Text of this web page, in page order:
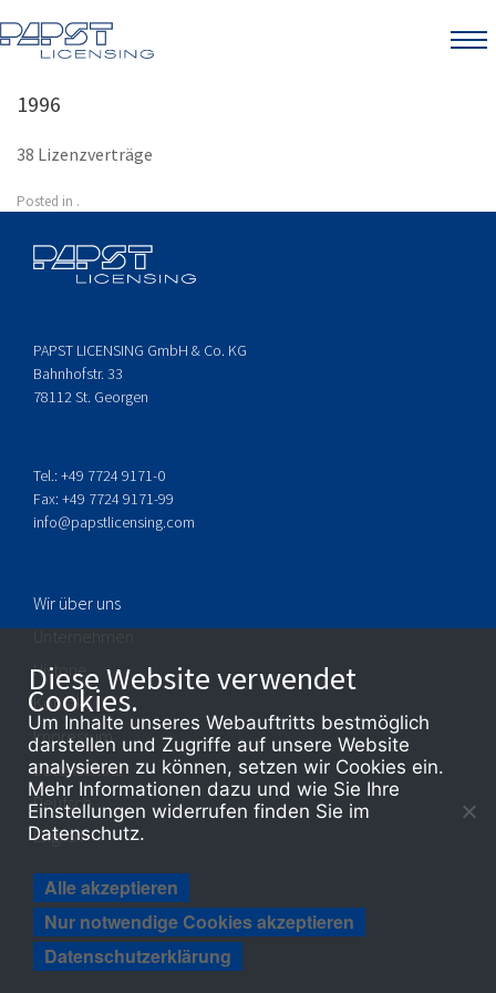
Menu
1996
38 Lizenzverträge
Posted in .
PAPST LICENSING GmbH & Co. KG
Bahnhofstr. 33
78112 St. Georgen
Tel.: +49 7724 9171-0
Fax: +49 7724 9171-99
info@papstlicensing.com
Wir über uns
Unternehmen
Historie
Kontakt
Impressum
Datenschutz
Deutsch
English
Diese Website verwendet
Cookies.
Um Inhalte unseres Webauftritts bestmöglich
darstellen und Zugriffe auf unsere Website
analysieren zu können, setzen wir Cookies ein.
Mehr Informationen dazu und wie Sie Ihre
Einstellungen widerrufen finden Sie im
Datenschutz.
Alle akzeptieren
Nur notwendige Cookies akzeptieren
Datenschutzerklärung